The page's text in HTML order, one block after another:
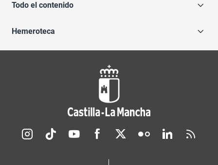
Todo el contenido
Hemeroteca
Redes sociales JCCM